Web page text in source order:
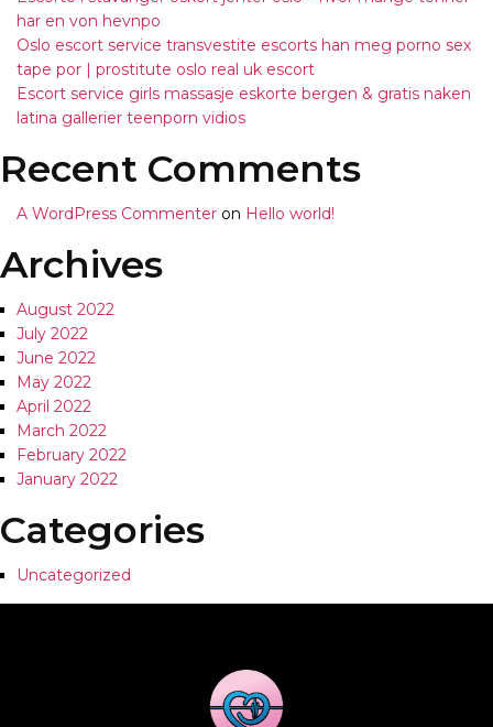
har en von hevnpo
Oslo escort service transvestite escorts han meg porno sex
tape por | prostitute oslo real uk escort
Escort service girls massasje eskorte bergen & gratis naken
latina gallerier teenporn vidios
Recent Comments
A WordPress Commenter on Hello world!
Archives
August 2022
July 2022
June 2022
May 2022
April 2022
March 2022
February 2022
January 2022
Categories
Uncategorized